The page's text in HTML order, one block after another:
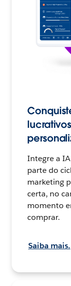
Integre a
parte do
marketing
certa, no
momento
comprar.
Saiba mais.